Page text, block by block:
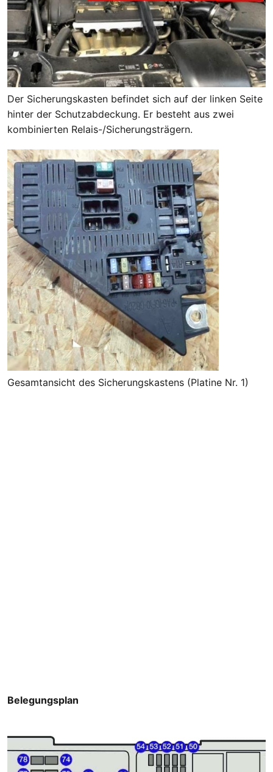
Der Sicherungskasten befindet sich auf der linken Seite
hinter der Schutzabdeckung. Er besteht aus zwei
kombinierten Relais-/Sicherungsträgern.
Gesamtansicht des Sicherungskastens (Platine Nr. 1)
Belegungsplan